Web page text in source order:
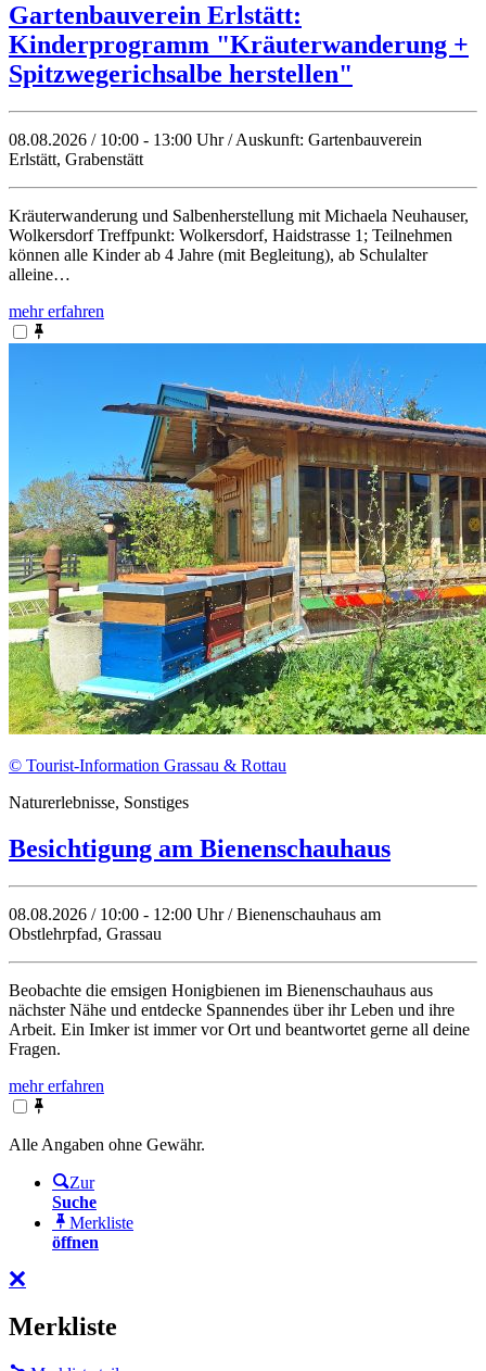
Gartenbauverein Erlstätt:
Kinderprogramm "Kräuterwanderung +
Spitzwegerichsalbe herstellen"
08.08.2026 / 10:00 - 13:00 Uhr / Auskunft: Gartenbauverein
Erlstätt, Grabenstätt
Kräuterwanderung und Salbenherstellung mit Michaela Neuhauser,
Wolkersdorf Treffpunkt: Wolkersdorf, Haidstrasse 1; Teilnehmen
können alle Kinder ab 4 Jahre (mit Begleitung), ab Schulalter
alleine…
mehr erfahren
© Tourist-Information Grassau & Rottau
Naturerlebnisse, Sonstiges
Besichtigung am Bienenschauhaus
08.08.2026 / 10:00 - 12:00 Uhr / Bienenschauhaus am
Obstlehrpfad, Grassau
Beobachte die emsigen Honigbienen im Bienenschauhaus aus
nächster Nähe und entdecke Spannendes über ihr Leben und ihre
Arbeit. Ein Imker ist immer vor Ort und beantwortet gerne all deine
Fragen.
mehr erfahren
Alle Angaben ohne Gewähr.
Zur
Suche
Merkliste
öffnen
Merkliste